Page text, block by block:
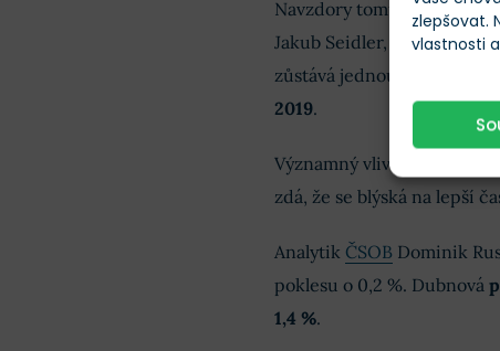
zlepšovat.
vlastnosti
Navzdory tomuto růstu
Jakub Seidler, hlavní
zůstává jednou z mála
2019.
Významný vliv na to měl
zdá, že se blýská na lepší
Analytik ČSOB Dominik
poklesu o 0,2 %. Dubnová
1,4 %.